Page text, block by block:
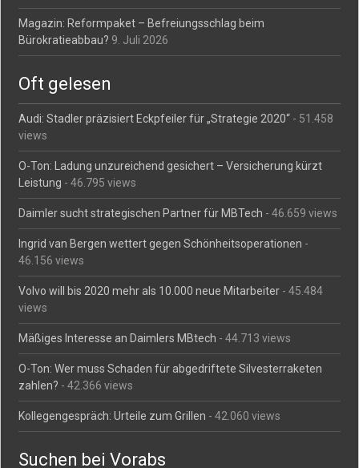
Magazin: Reformpaket – Befreiungsschlag beim
Bürokratieabbau? 9. Juli 2026
Oft gelesen
Audi: Stadler präzisiert Eckpfeiler für „Strategie 2020“ - 51.458
views
O-Ton: Ladung unzureichend gesichert – Versicherung kürzt
Leistung - 46.795 views
Daimler sucht strategischen Partner für MBTech - 46.659 views
Ingrid van Bergen wettert gegen Schönheitsoperationen -
46.156 views
Volvo will bis 2020 mehr als 10.000 neue Mitarbeiter - 45.484
views
Mäßiges Interesse an Daimlers MBtech - 44.713 views
O-Ton: Wer muss Schaden für abgedriftete Silvesterraketen
zahlen? - 42.366 views
Kollegengespräch: Urteile zum Grillen - 42.060 views
Suchen bei Vorabs